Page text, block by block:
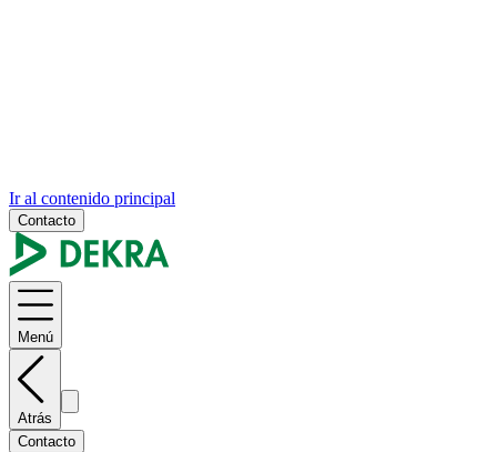
Ir al contenido principal
Contacto
Menú
Atrás
Contacto